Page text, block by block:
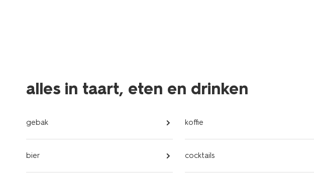
alles in taart, eten en drinken
gebak koffie
bier cocktails